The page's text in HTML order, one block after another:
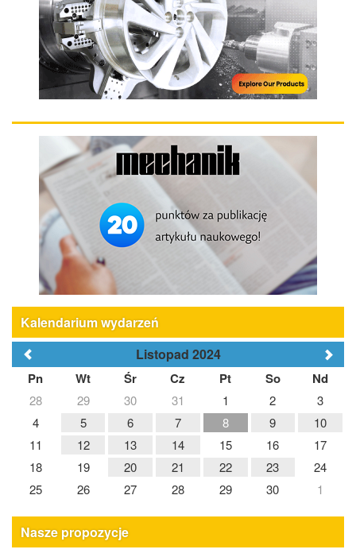
Kalendarium wydarzeń
Listopad 2024
Pn Wt Śr Cz Pt So Nd
28 29 30 31 1 2
3
4
5 6 7 8 9
10
11
12 13 14 15 16
17
18
19 20 21 22 23
24
25
26 27 28 29 30 1
Nasze propozycje